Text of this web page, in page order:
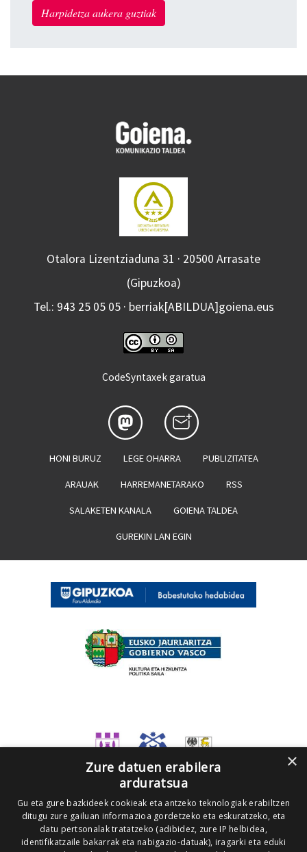
Harpidetza aukera guztiak
Otalora Lizentziaduna 31 · 20500 Arrasate
(Gipuzkoa)
Tel.: 943 25 05 05 · berriak[ABILDUA]goiena.eus
CodeSyntaxek garatua
HONI BURUZ LEGE OHARRA PUBLIZITATEA
ARAUAK HARREMANETARAKO RSS
SALAKETEN KANALA GOIENA TALDEA
GUREKIN LAN EGIN
×
Zure datuen erabilera
arduratsua
Gu eta gure bazkideek cookieak eta antzeko teknologiak erabiltzen
ditugu zure gailuan informazioa gordetzeko eta eskuratzeko, eta
datu pertsonalak tratatzeko (adibidez, zure IP helbidea,
identifikatzaile bakarrak eta nabigazio-datuak), iragarki eta eduki